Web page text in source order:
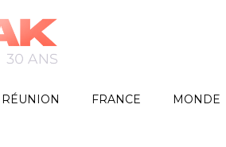
FRANCE MONDE